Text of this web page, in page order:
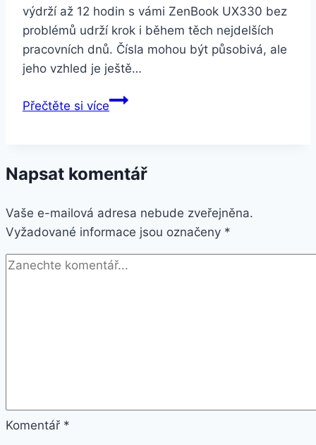
výdrží až 12 hodin s vámi ZenBook UX330 bez
problémů udrží krok i během těch nejdelších
pracovních dnů. Čísla mohou být působivá, ale
jeho vzhled je ještě…
Přečtěte si víceASUS
šedý
Napsat komentář
Vaše e-mailová adresa nebude zveřejněna.
Vyžadované informace jsou označeny *
Komentář *